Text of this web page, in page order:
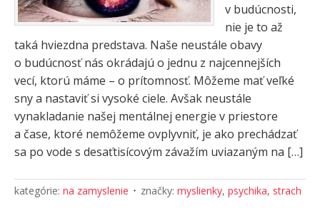
v budúcnosti,
nie je to až
taká hviezdna predstava. Naše neustále obavy
o budúcnosť nás okrádajú o jednu z najcennejších
vecí, ktorú máme – o prítomnosť. Môžeme mať veľké
sny a nastaviť si vysoké ciele. Avšak neustále
vynakladanie našej mentálnej energie v priestore
a čase, ktoré nemôžeme ovplyvniť, je ako prechádzať
sa po vode s desaťtisícovým závažím uviazaným na […]
kategórie: na zamyslenie značky: myslienky, psychika, strach